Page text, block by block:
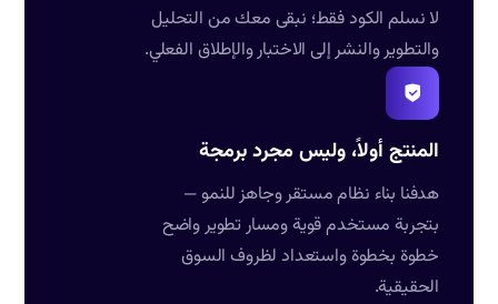
لا نسلم الكود فقط؛ نبقى معك من التحليل
والتطوير والنشر إلى الاختبار والإطلاق الفعلي.
المنتج أولاً، وليس مجرد برمجة
هدفنا بناء نظام مستقر وجاهز للنمو —
بتجربة مستخدم قوية ومسار تطوير واضح
خطوة بخطوة واستعداد لظروف السوق
الحقيقية.